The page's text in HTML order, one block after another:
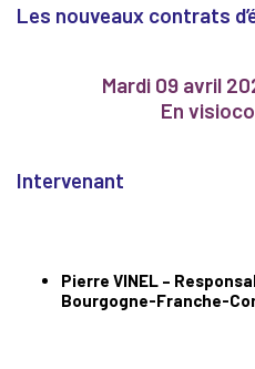
Les nouveaux contrats
Mardi 09 avril
En
Intervenant
Pierre VINEL –
Bourgogne-Franche-